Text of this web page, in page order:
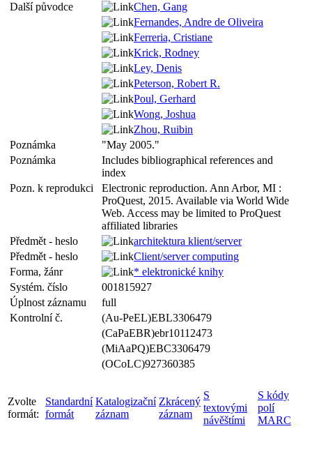
Další původce
Chen, Gang
Fernandes, Andre de Oliveira
Ferreria, Cristiane
Krick, Rodney
Ley, Denis
Peterson, Robert R.
Poul, Gerhard
Wong, Joshua
Zhou, Ruibin
Poznámka
"May 2005."
Poznámka
Includes bibliographical references and
index
Pozn. k reprodukci
Electronic reproduction. Ann Arbor, MI :
ProQuest, 2015. Available via World Wide
Web. Access may be limited to ProQuest
affiliated libraries
Předmět - heslo
architektura klient/server
Předmět - heslo
Client/server computing
Forma, žánr
* elektronické knihy
Systém. číslo
001815927
Úplnost záznamu
full
Kontrolní č.
(Au-PeEL)EBL3306479
(CaPaEBR)ebr10112473
(MiAaPQ)EBC3306479
(OCoLC)927360385
Zvolte
formát:
Standardní
formát
Katalogizační
záznam
Zkrácený
záznam
S
textovými
návěštími
S kódy
polí
MARC